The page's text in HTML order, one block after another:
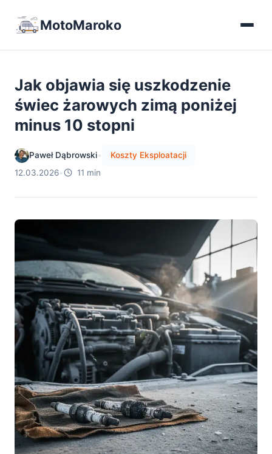
MotoMaroko
Jak objawia się uszkodzenie
świec żarowych zimą poniżej
minus 10 stopni
Paweł Dąbrowski•
Koszty Eksploatacji
12.03.2026• 11 min